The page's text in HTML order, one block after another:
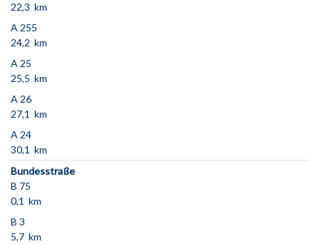
22,3 km
A 255
24,2 km
A 25
25,5 km
A 26
27,1 km
A 24
30,1 km
Bundesstraße
B 75
0,1 km
B 3
5,7 km